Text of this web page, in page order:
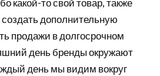
какой-то свой товар, также
создать дополнительную
продажи в долгосрочном
день бренды окружают
день мы видим вокруг